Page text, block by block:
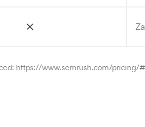
https://www.semrush.com/pricing/